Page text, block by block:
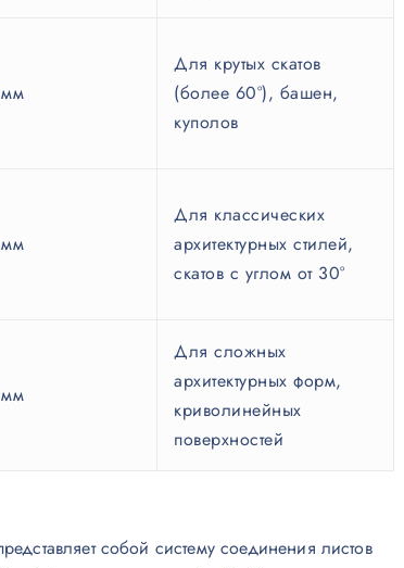
Для крутых скатов
(более 60°), башен,
куполов
Для классических
архитектурных стилей,
скатов с углом от 30°
Для сложных
архитектурных форм,
криволинейных
поверхностей
собой систему соединения листов